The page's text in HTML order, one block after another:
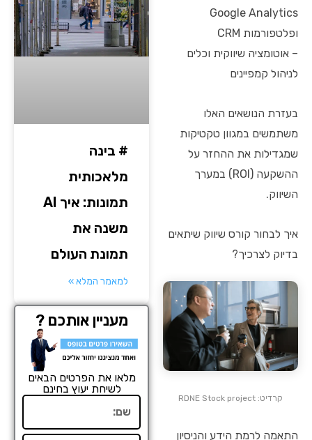
Google Analytics
ופלטפורמות CRM
– אוטומציה שיווקית וכלים
לניהול קמפיינים
בעזרת הנושאים האלו
משתמשים במגוון טקטיקות
שמגדילות את ההחזר על
ההשקעה (ROI) במערך
השיווק.
איך לבחור קורס שיווק שיתאים
בדיוק לצרכיך?
קרדיט: RDNE Stock project
התאמה לרמת הידע והניסיון
# בינה
מלאכותית
תמונות: איך AI
משנה את
תמונת העולם
למאמר המלא »
מעניין אותכם ?
מלאו את הפרטים הבאים
לשיחת יעוץ בחינם